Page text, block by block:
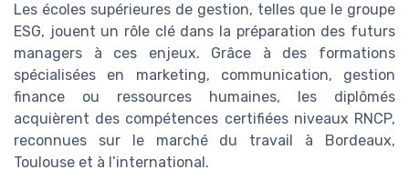
Les écoles supérieures de gestion, telles que le groupe
ESG, jouent un rôle clé dans la préparation des futurs
managers à ces enjeux. Grâce à des formations
spécialisées en marketing, communication, gestion
finance ou ressources humaines, les diplômés
acquièrent des compétences certifiées niveaux RNCP,
reconnues sur le marché du travail à Bordeaux,
Toulouse et à l’international.